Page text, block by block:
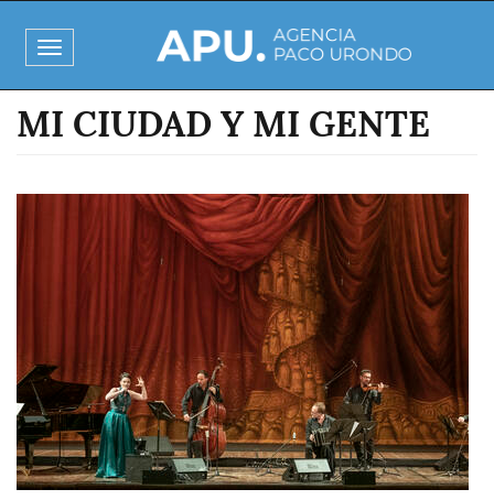
al
contenido
principal
Toggle
navigation
MI CIUDAD Y MI GENTE